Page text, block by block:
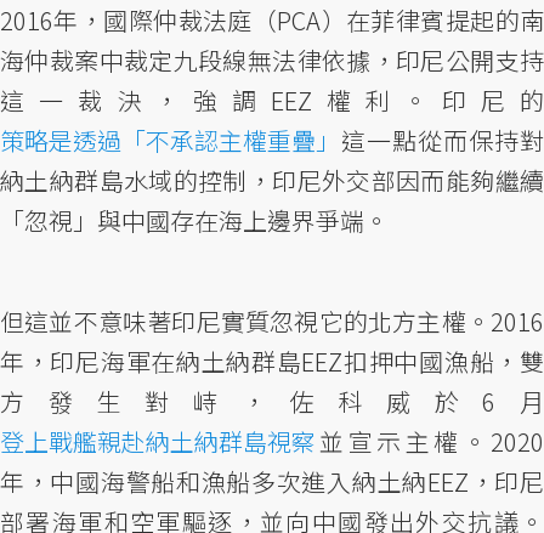
2016年，國際仲裁法庭（PCA）在菲律賓提起的南
海仲裁案中裁定九段線無法律依據，印尼公開支持
這一裁決，強調EEZ權利。印尼的
策略是透過「不承認主權重疊」 這一點從而保持對
納土納群島水域的控制，印尼外交部因而能夠繼續
「忽視」與中國存在海上邊界爭端。
但這並不意味著印尼實質忽視它的北方主權。2016
年，印尼海軍在納土納群島EEZ扣押中國漁船，雙
方發生對峙，佐科威於6月
登上戰艦親赴納土納群島視察並宣示主權。2020
年，中國海警船和漁船多次進入納土納EEZ，印尼
部署海軍和空軍驅逐，並向中國發出外交抗議。